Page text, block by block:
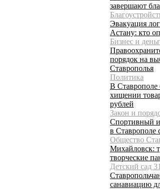
завершают
Эвакуация
Астану: кто
Бизнес и
порядок на
Ставрополья
Политика
В Ставрополе
хищении
рублей
Закон и
Спортивный и
в Ставрополе
Общество
Михайловск:
творческие
Детский сад
санавиацию